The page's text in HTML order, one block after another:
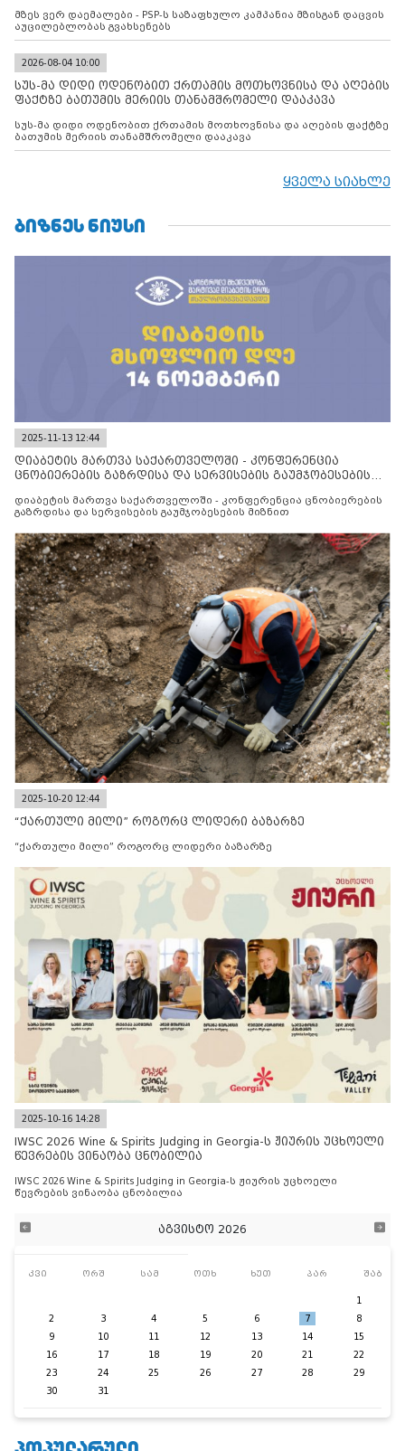
მზეს ვერ დაემალები - PSP-ს საზაფხულო კამპანია მზისგან დაცვის
აუცილებლობას გვახსენებს
2026-08-04 10:00
სუს-მა დიდი ოდენობით ქრთამის მოთხოვნისა და აღების
ფაქტზე ბათუმის მერიის თანამშრომელი დააკავა
სუს-მა დიდი ოდენობით ქრთამის მოთხოვნისა და აღების ფაქტზე
ბათუმის მერიის თანამშრომელი დააკავა
ყველა სიახლე
ᲑᲘᲖᲜᲔᲡ ᲜᲘᲣᲡᲘ
2025-11-13 12:44
დიაბეტის მართვა საქართველოში - კონფერენცია
ცნობიერების გაზრდისა და სერვისების გაუმჯობესების
დიაბეტის მართვა საქართველოში - კონფერენცია ცნობიერების
გაზრდისა და სერვისების გაუმჯობესების მიზნით
2025-10-20 12:44
“ქართული მილი” როგორც ლიდერი ბაზარზე
“ქართული მილი” როგორც ლიდერი ბაზარზე
2025-10-16 14:28
IWSC 2026 Wine & Spirits Judging in Georgia-ს ჟიურის უცხოელი
წევრების ვინაობა ცნობილია
IWSC 2026 Wine & Spirits Judging in Georgia-ს ჟიურის უცხოელი
წევრების ვინაობა ცნობილია
აგვისტო 2026
კვი ორშ სამ ოთხ ხუთ პარ შაბ
1
2
3 4 5 6 7
8
9
10 11 12 13 14
15
16
17 18 19 20 21
22
23
24 25 26 27 28
29
30
31